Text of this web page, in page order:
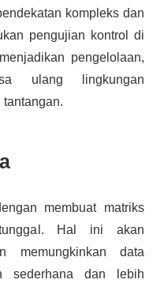
kompleks dan
pengujian kontrol di
pengelolaan,
ulang lingkungan
membuat matriks
Hal ini akan
memungkinkan data
sederhana dan lebih